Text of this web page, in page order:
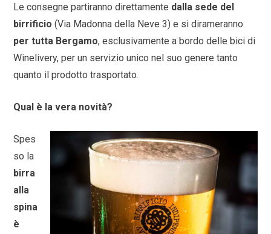
Le consegne partiranno direttamente dalla sede del
birrificio (Via Madonna della Neve 3) e si dirameranno
per tutta Bergamo, esclusivamente a bordo delle bici di
Winelivery, per un servizio unico nel suo genere tanto
quanto il prodotto trasportato.
Qual è la vera novità?
Spes
so la
birra
alla
spina
è